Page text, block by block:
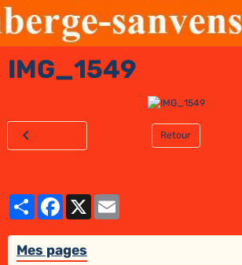
IMG_1549
Retour
PartagerFacebook
X
Mes pages